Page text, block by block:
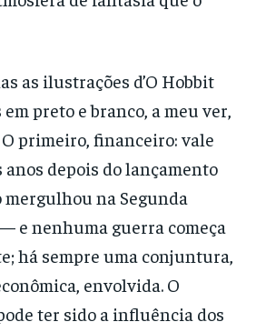
as ilustrações d’O Hobbit
preto e branco, a meu ver,
primeiro, financeiro: vale
depois do lançamento
na Segunda
e nenhuma guerra começa
há sempre uma conjuntura,
envolvida. O
ter sido a influência dos